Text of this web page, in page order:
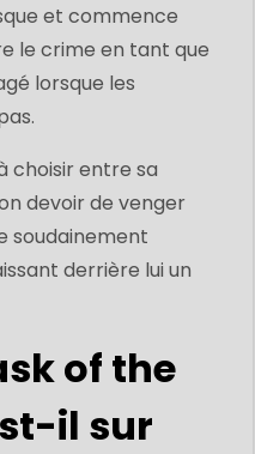
et commence
le crime en tant que
lorsque les
choisir entre sa
devoir de venger
soudainement
derrière lui un
of the
il sur